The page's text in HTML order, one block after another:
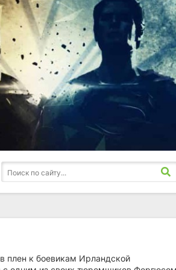
плен к боевикам Ирландской